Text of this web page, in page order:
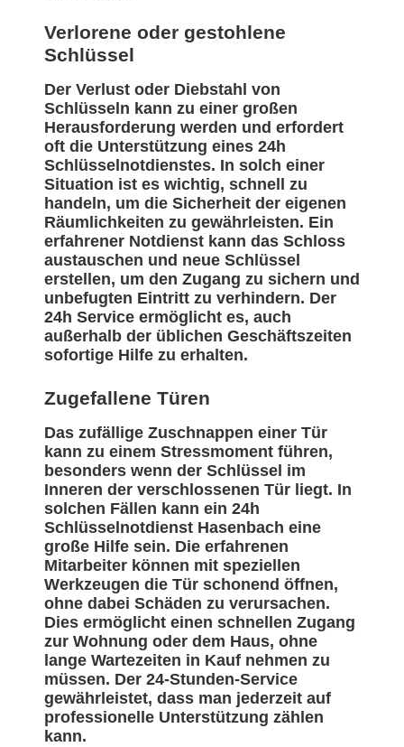
Verlorene oder gestohlene
Schlüssel
Der Verlust oder Diebstahl von
Schlüsseln kann zu einer großen
Herausforderung werden und erfordert
oft die Unterstützung eines 24h
Schlüsselnotdienstes. In solch einer
Situation ist es wichtig, schnell zu
handeln, um die Sicherheit der eigenen
Räumlichkeiten zu gewährleisten. Ein
erfahrener Notdienst kann das Schloss
austauschen und neue Schlüssel
erstellen, um den Zugang zu sichern und
unbefugten Eintritt zu verhindern. Der
24h Service ermöglicht es, auch
außerhalb der üblichen Geschäftszeiten
sofortige Hilfe zu erhalten.
Zugefallene Türen
Das zufällige Zuschnappen einer Tür
kann zu einem Stressmoment führen,
besonders wenn der Schlüssel im
Inneren der verschlossenen Tür liegt. In
solchen Fällen kann ein 24h
Schlüsselnotdienst Hasenbach eine
große Hilfe sein. Die erfahrenen
Mitarbeiter können mit speziellen
Werkzeugen die Tür schonend öffnen,
ohne dabei Schäden zu verursachen.
Dies ermöglicht einen schnellen Zugang
zur Wohnung oder dem Haus, ohne
lange Wartezeiten in Kauf nehmen zu
müssen. Der 24-Stunden-Service
gewährleistet, dass man jederzeit auf
professionelle Unterstützung zählen
kann.